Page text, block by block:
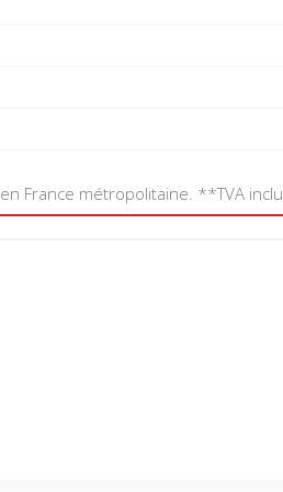
France métropolitaine. **TVA